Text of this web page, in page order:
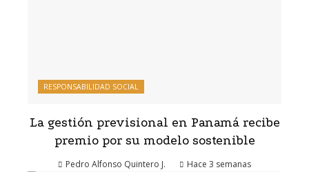
RESPONSABILIDAD SOCIAL
La gestión previsional en Panamá recibe
premio por su modelo sostenible
Pedro Alfonso Quintero J. Hace 3 semanas